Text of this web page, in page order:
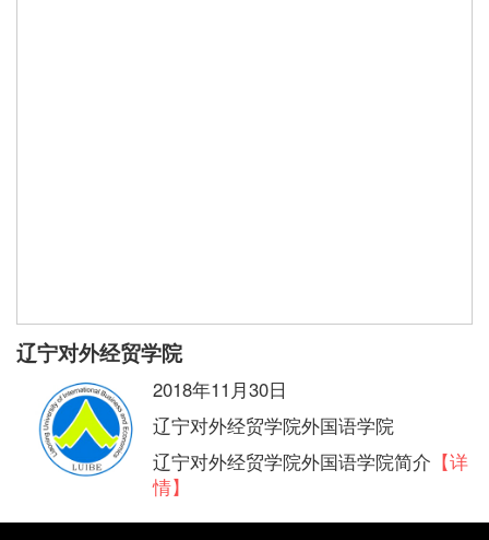
辽宁对外经贸学院
2018年11月30日
辽宁对外经贸学院外国语学院
辽宁对外经贸学院外国语学院简介 【详
情】